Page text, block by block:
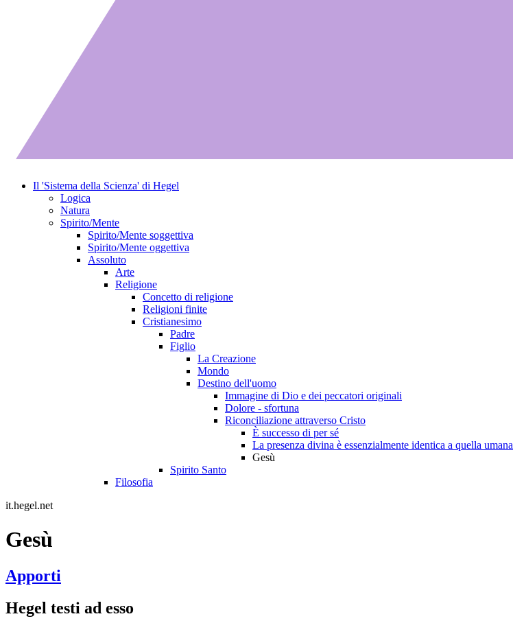
Il 'Sistema della Scienza' di Hegel
Logica
Natura
Spirito/Mente
Spirito/Mente soggettiva
Spirito/Mente oggettiva
Assoluto
Arte
Religione
Concetto di religione
Religioni finite
Cristianesimo
Padre
Figlio
La Creazione
Mondo
Destino dell'uomo
Immagine di Dio e dei peccatori originali
Dolore - sfortuna
Riconciliazione attraverso Cristo
È successo di per sé
La presenza divina è essenzialmente identica a quella umana
Gesù
Spirito Santo
Filosofia
it.hegel.net
Gesù
Apporti
Hegel testi ad esso